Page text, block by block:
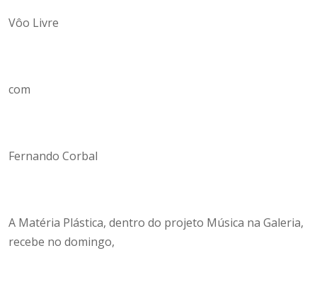
Vôo Livre
com
Fernando Corbal
A Matéria Plástica, dentro do projeto Música na Galeria,
recebe no domingo,